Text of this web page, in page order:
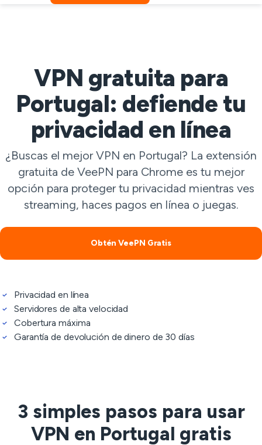
VPN gratuita para
Portugal: defiende tu
privacidad en línea
¿Buscas el mejor VPN en Portugal? La extensión
gratuita de VeePN para Chrome es tu mejor
opción para proteger tu privacidad mientras ves
streaming, haces pagos en línea o juegas.
Obtén VeePN Gratis
Privacidad en línea
Servidores de alta velocidad
Cobertura máxima
Garantía de devolución de dinero de 30 días
3 simples pasos para usar
VPN en Portugal gratis